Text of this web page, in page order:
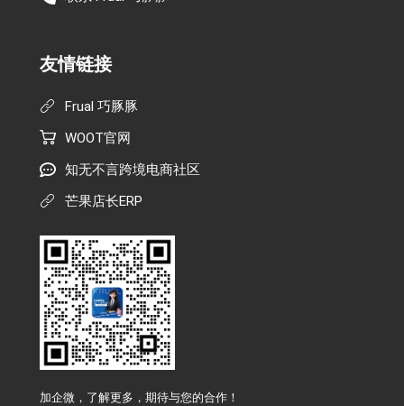
友情链接
Frual 巧豚豚
WOOT官网
知无不言跨境电商社区
芒果店长ERP
加企微，了解更多，期待与您的合作！